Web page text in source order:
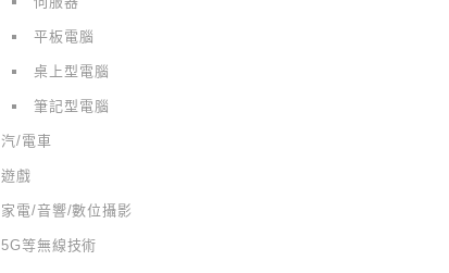
平板電腦
桌上型電腦
筆記型電腦
汽/電車
遊戲
家電/音響/數位攝影
5G等無線技術